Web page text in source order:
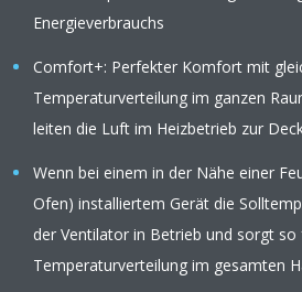
Energieverbrauchs
Comfort+: Perfekter Komfort mit
Temperaturverteilung im ganzen
leiten die Luft im Heizbetrieb zur
Wenn bei einem in der Nähe einer
Ofen) installiertem Gerät die
der Ventilator in Betrieb und sorgt
Temperaturverteilung im gesamten